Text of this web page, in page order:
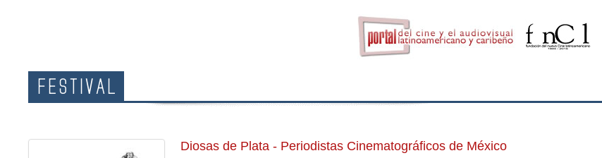
FESTIVAL
Diosas de Plata - Periodistas Cinematográficos de México